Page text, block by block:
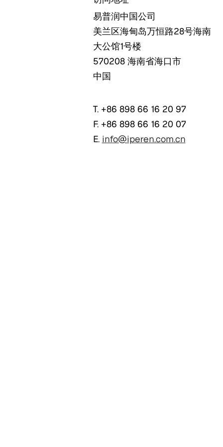
易普润中国公司
美兰区海甸岛万恒路28号海南
大公馆1号楼
570208 海南省海口市
中国
T. +86 898 66 16 20 97
F. +86 898 66 16 20 07
E. info@iperen.com.cn